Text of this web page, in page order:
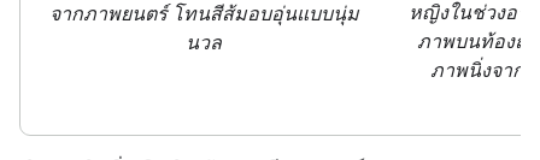
จากภาพยนตร์ โทนสีส้มอบอุ่นแบบนุ่ม
นวล
หญิงในช่วงอา
ภาพบนท้องถ
ภาพนิ่งจาก